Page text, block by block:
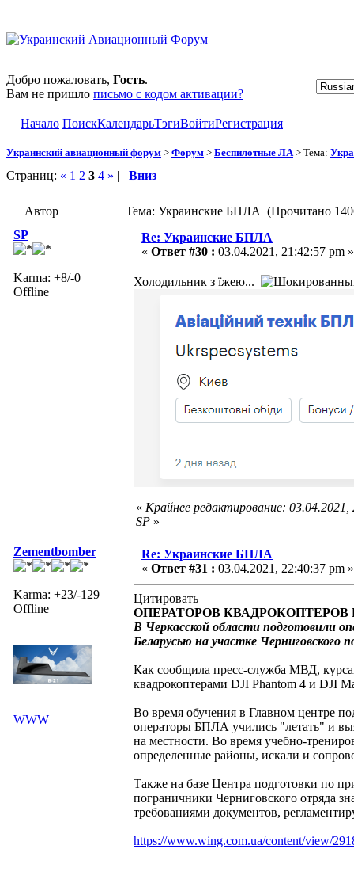
Добро пожаловать, Гость.
Вам не пришло письмо с кодом активации?
Начало ПоискКалендарьТэгиВойтиРегистрация
Украинский авиационный форум > Форум > Беспилотные ЛА > Тема:
Страниц: « 1 2 3 4 » | Вниз
Автор
Тема: Украинские БПЛА (Прочитано
SP
Karma: +8/-0
Offline
Re: Украинские БПЛА
« Ответ #30 : 03.04.2021, 21:42:57 pm »
Холодильник з їжею...
« Крайнее редактирование:
SP »
Zementbomber
Karma: +23/-129
Offline
WWW
Re: Украинские БПЛА
« Ответ #31 : 03.04.2021, 22:40:37 pm »
Цитировать
ОПЕРАТОРОВ
В Черкасской области подготовили
Беларусью на участке Черниговского
Как сообщила пресс-служба МВД,
квадрокоптерами DJI Phantom 4 и DJI
Во время обучения в Главном центре
операторы БПЛА учились "летать" и
на местности. Во время учебно-
определенные районы, искали и
Также на базе Центра подготовки по
пограничники Черниговского отряда
требованиями документов,
https://www.wing.com.ua/content/view/